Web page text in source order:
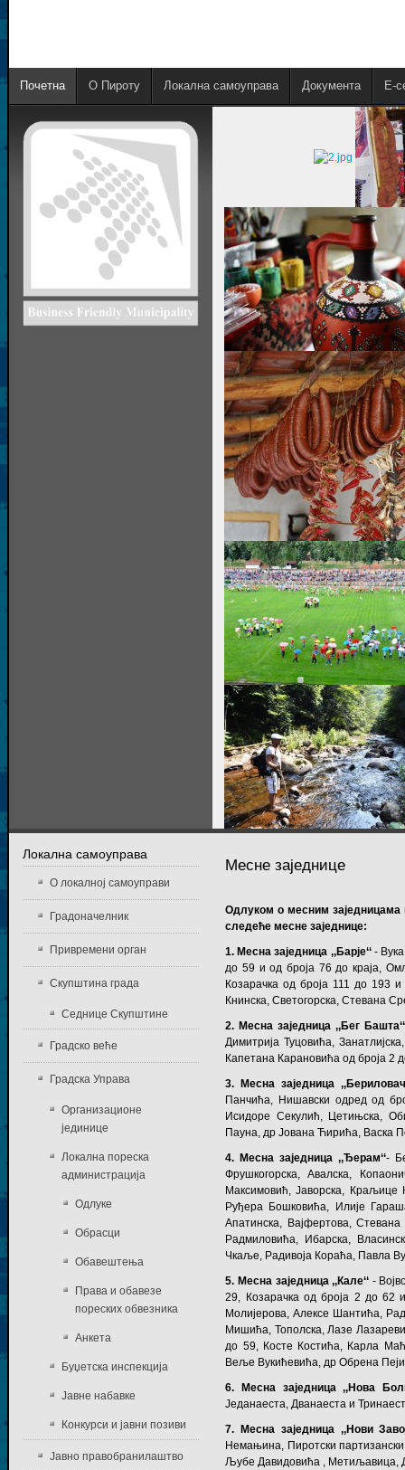
Почетна О Пироту Локална самоуправа Документа E-
Месне заједнице
Одлуком о месним заједницама
следеће месне заједнице:
1. Месна заједница ,,Барје‘‘-
до 59 и од броја 76 до краја,
Козарачка од броја 111 до 193
Книнска, Светогорска, Стевана
2. Месна заједница ,,Бег Башта‘‘
Димитрија Туцовића,
Капетана Карановића од броја 2
3. Месна заједница
Панчића, Нишавски одред од
Исидоре Секулић, Цетињска,
Пауна, др Јована Ћирића, Васка
4. Месна заједница ,,Ђерам‘‘-
Фрушкогорска, Авалска,
Максимовић, Јаворска, Краљице
Руђера Бошковића, Илије
Апатинска, Вајфертова,
Радмиловића, Ибарска,
Чкаље, Радивоја Кораћа, Павла
5. Месна заједница ,,Кале‘‘ -
29, Козарачка од броја 2 до 62
Молијерова, Алексе Шантића,
Мишића, Тополска, Лазе
до 59, Косте Костића, Карла
Веље Вукићевића, др Обрена
6. Месна заједница ,,Нова
Једанаеста, Дванаеста и
7. Месна заједница ,,Нови
Немањина, Пиротски
Љубе Давидовића , Метиљавица,
Локална самоуправа
О локалној самоуправи
Градоначелник
Привремени орган
Скупштина града
Седнице Скупштине
Градско веће
Градска Управа
Организационе
јединице
Локална пореска
администрација
Одлуке
Обрасци
Обавештења
Права и обавезе
пореских обвезника
Анкета
Буџетска инспекција
Јавне набавке
Конкурси и јавни позиви
Јавно правобранилаштво